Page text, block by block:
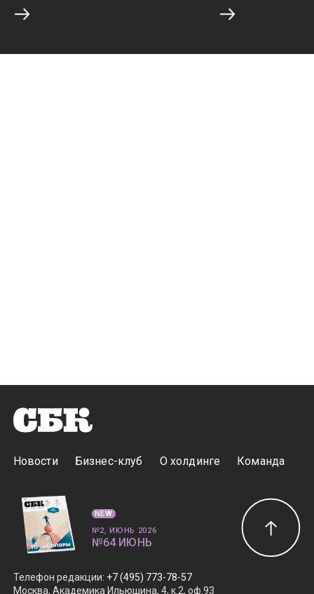
Новости Бизнес-клуб О холдинге Команда
Телефон редакции: +7 (495) 773-78-57
Москва, Академика Ильюшина, 4, к.2, оф.93
NEW
№2, ИЮНЬ 2026
№64 ИЮНЬ